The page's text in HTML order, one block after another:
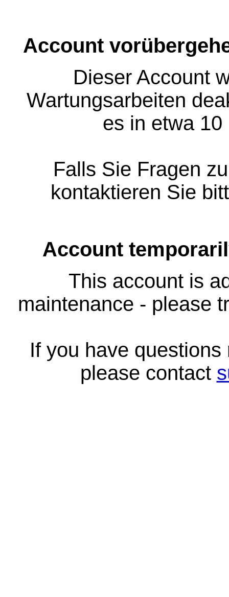
Account
Dieser Account
Wartungsarbeiten
es in etwa
Falls Sie Fragen
kontaktieren Sie
Account
This account is
maintenance - please
If you have
please contact